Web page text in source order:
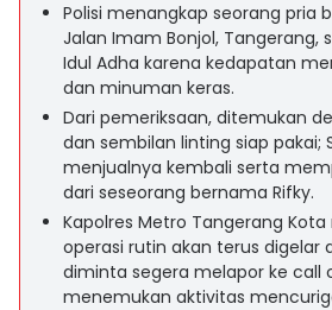
Polisi menangkap seorang pria
Jalan Imam Bonjol, Tangerang,
Idul Adha karena kedapatan
dan minuman keras.
Dari pemeriksaan, ditemukan
dan sembilan linting siap pakai;
menjualnya kembali serta
dari seseorang bernama Rifky.
Kapolres Metro Tangerang
operasi rutin akan terus digelar
diminta segera melapor ke call
menemukan aktivitas